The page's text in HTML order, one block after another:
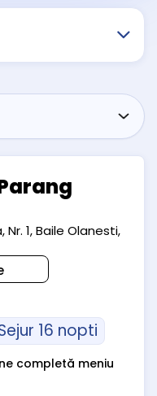
Nr. 1, Baile Olanesti,
16 nopti
completă meniu